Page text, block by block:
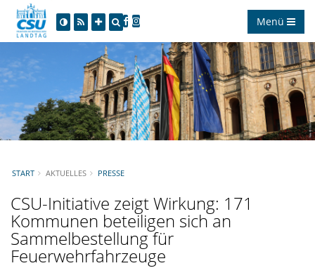
Menü
START AKTUELLES PRESSE
CSU-Initiative zeigt Wirkung: 171
Kommunen beteiligen sich an
Sammelbestellung für
Feuerwehrfahrzeuge